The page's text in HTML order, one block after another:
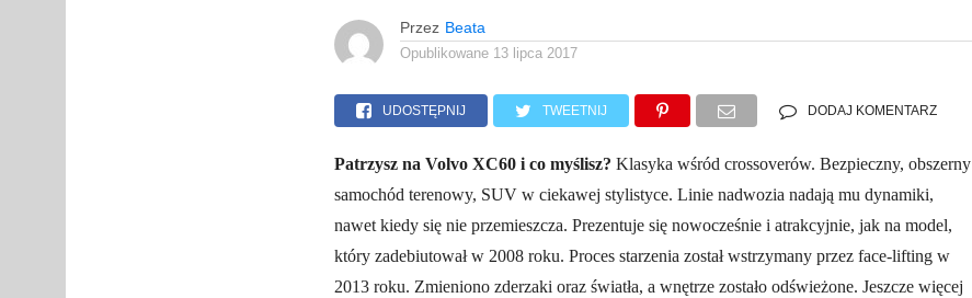
Przez Beata
Opublikowane 13 lipca 2017
UDOSTĘPNIJ TWEETNIJ DODAJ KOMENTARZ
Patrzysz na Volvo XC60 i co myślisz? Klasyka wśród crossoverów. Bezpieczny, obszerny
samochód terenowy, SUV w ciekawej stylistyce. Linie nadwozia nadają mu dynamiki,
nawet kiedy się nie przemieszcza. Prezentuje się nowocześnie i atrakcyjnie, jak na model,
który zadebiutował w 2008 roku. Proces starzenia został wstrzymany przez face-lifting w
2013 roku. Zmieniono zderzaki oraz światła, a wnętrze zostało odświeżone. Jeszcze więcej